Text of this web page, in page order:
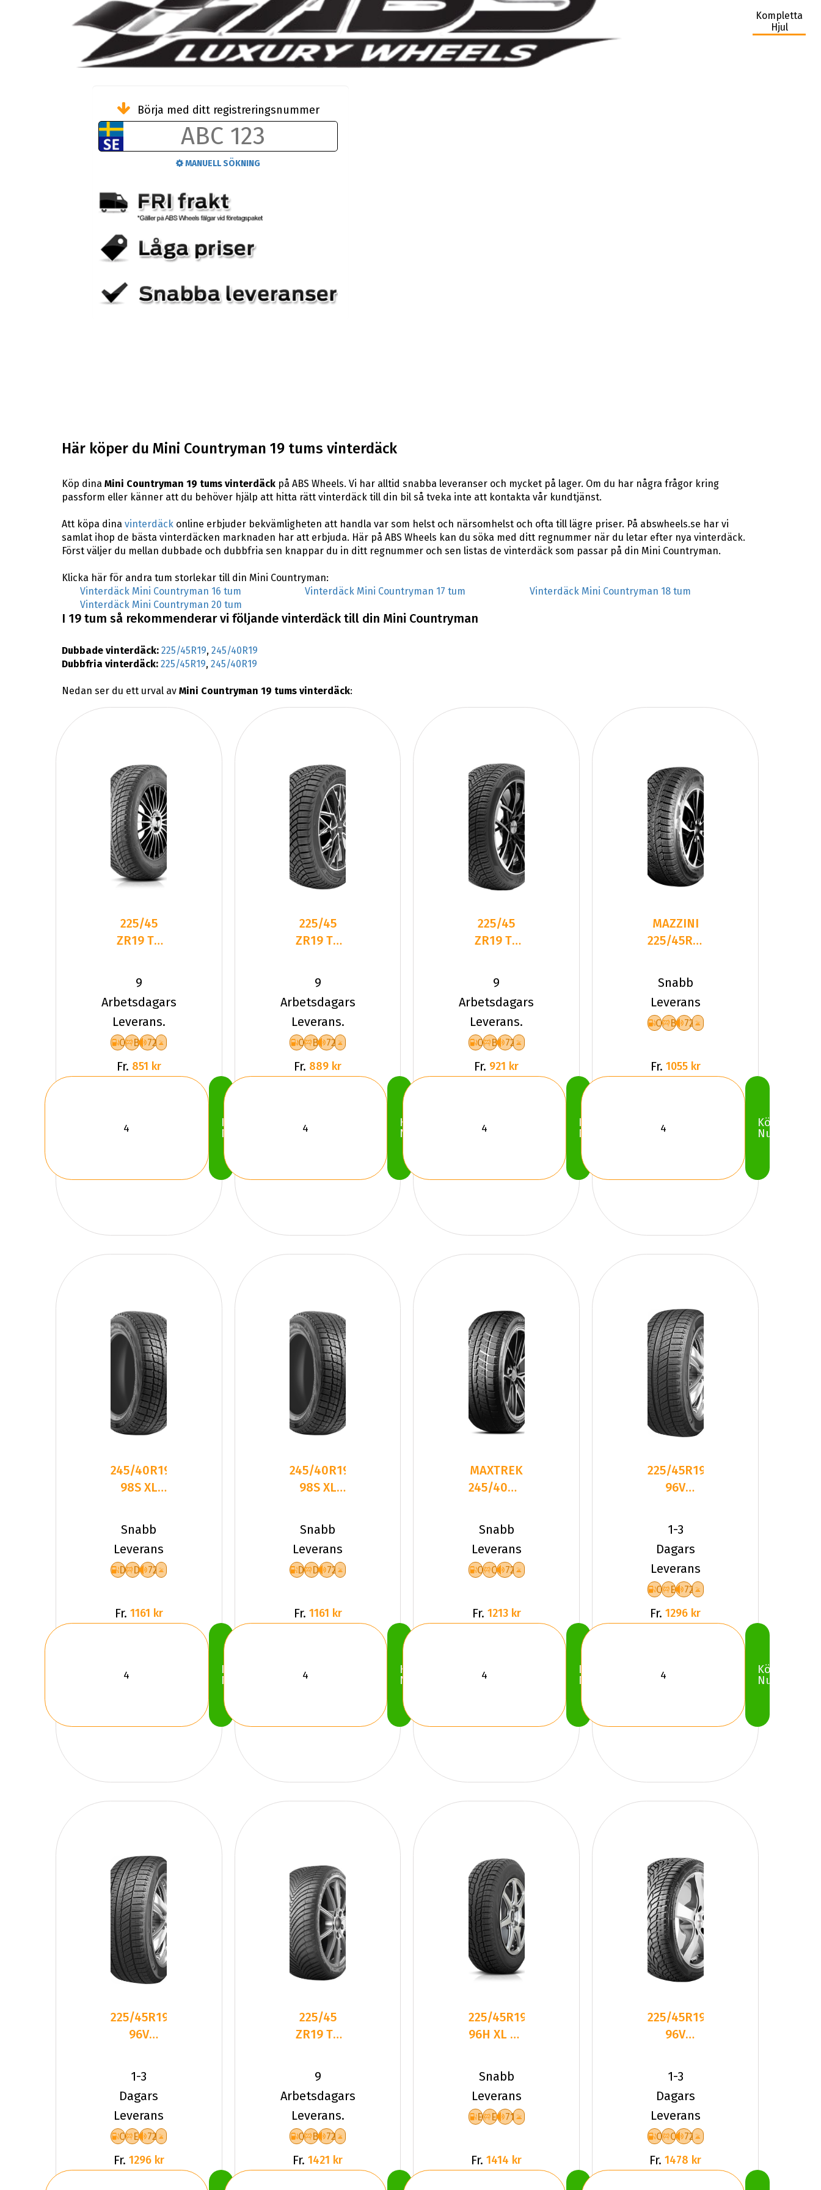
Kompletta
Hjul
Börja med ditt registreringsnummer
MANUELL SÖKNING
Här köper du Mini Countryman 19 tums vinterdäck
Köp dina Mini Countryman 19 tums vinterdäckpå ABS Wheels. Vi har alltid snabba leveranser och mycket på lager. Om du har några frågor kring
passform eller känner att du behöver hjälp att hitta rätt vinterdäck till din bil så tveka inte att kontakta vår kundtjänst.
Att köpa dina vinterdäckonline erbjuder bekvämligheten att handla var som helst och närsomhelst och ofta till lägre priser. På abswheels.se har vi
samlat ihop de bästa vinterdäcken marknaden har att erbjuda. Här på ABS Wheels kan du söka med ditt regnummer när du letar efter nya vinterdäck.
Först väljer du mellan dubbade och dubbfria sen knappar du in ditt regnummer och sen listas de vinterdäck som passar på din Mini Countryman.
Klicka här för andra tum storlekar till din Mini Countryman:
Vinterdäck Mini Countryman 16 tum
Vinterdäck Mini Countryman 17 tum
Vinterdäck Mini Countryman 18 tum
Vinterdäck Mini Countryman 20 tum
I 19 tum så rekommenderar vi följande vinterdäck till din Mini Countryman
Dubbade vinterdäck: 225/45R19, 245/40R19
Dubbfria vinterdäck: 225/45R19, 245/40R19
Nedan ser du ett urval av Mini Countryman 19 tums vinterdäck:
225/45
ZR19 TL
ROADHOG
RGAS02
XL
9
Arbetsdagars
Leverans.
C B 72
Fr. 851 kr
Köp
Nu
225/45
ZR19 TL
LANDSAIL
4-
SEASONS
3 XL
9
Arbetsdagars
Leverans.
C B 72
Fr. 889 kr
Köp
Nu
225/45
ZR19 TL
DELINTE
AW6 XL
9
Arbetsdagars
Leverans.
C B 72
Fr. 921 kr
Köp
Nu
MAZZINI
225/45R19
SNOW
LEOPARD
2
Snabb
Leverans
C B 72
Fr. 1055 kr
Köp
Nu
245/40R19
98S XL
WINTER
DEFENDER
I
Snabb
Leverans
D D 72
Fr. 1161 kr
Köp
Nu
245/40R19
98S XL
WINTER
DEFENDER
I
Snabb
Leverans
D D 72
Fr. 1161 kr
Köp
Nu
MAXTREK
245/40R19
M7 PLUS
Snabb
Leverans
C C 72
Fr. 1213 kr
Köp
Nu
225/45R19
96V
BLAZER
Arctic
1-3
Dagars
Leverans
C E 72
Fr. 1296 kr
Köp
Nu
225/45R19
96V
BLAZER
Arctic
1-3
Dagars
Leverans
C E 72
Fr. 1296 kr
225/45
ZR19 TL
KUMHO
SOLUS 4S
HA32 XL
9
Arbetsdagars
Leverans.
C B 72
Fr. 1421 kr
225/45R19
96H XL FR
OBSERVE
GSI-6
Snabb
Leverans
E E 71
Fr. 1414 kr
225/45R19
96V
SV-3 XL
Friktion
2024
1-3
Dagars
Leverans
C C 72
Fr. 1478 kr